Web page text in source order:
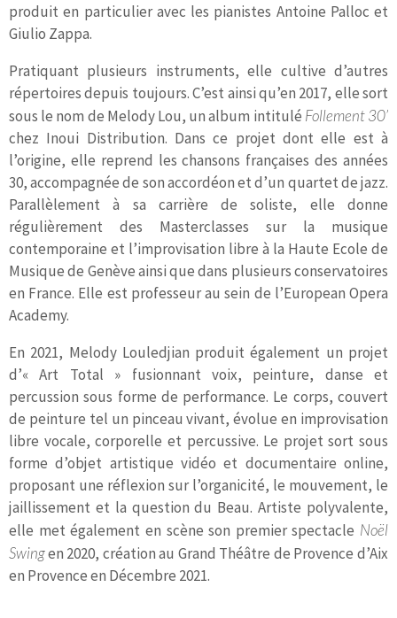
produit en particulier avec les pianistes Antoine Palloc et
Giulio Zappa.
Pratiquant plusieurs instruments, elle cultive d’autres
répertoires depuis toujours. C’est ainsi qu’en 2017, elle sort
sous le nom de Melody Lou, un album intitulé Follement 30’
chez Inoui Distribution. Dans ce projet dont elle est à
l’origine, elle reprend les chansons françaises des années
30, accompagnée de son accordéon et d’un quartet de jazz.
Parallèlement à sa carrière de soliste, elle donne
régulièrement des Masterclasses sur la musique
contemporaine et l’improvisation libre à la Haute Ecole de
Musique de Genève ainsi que dans plusieurs conservatoires
en France. Elle est professeur au sein de l’European Opera
Academy.
En 2021, Melody Louledjian produit également un projet
d’« Art Total » fusionnant voix, peinture, danse et
percussion sous forme de performance. Le corps, couvert
de peinture tel un pinceau vivant, évolue en improvisation
libre vocale, corporelle et percussive. Le projet sort sous
forme d’objet artistique vidéo et documentaire online,
proposant une réflexion sur l’organicité, le mouvement, le
jaillissement et la question du Beau. Artiste polyvalente,
elle met également en scène son premier spectacle Noël
Swingen 2020, création au Grand Théâtre de Provence d’Aix
en Provence en Décembre 2021.